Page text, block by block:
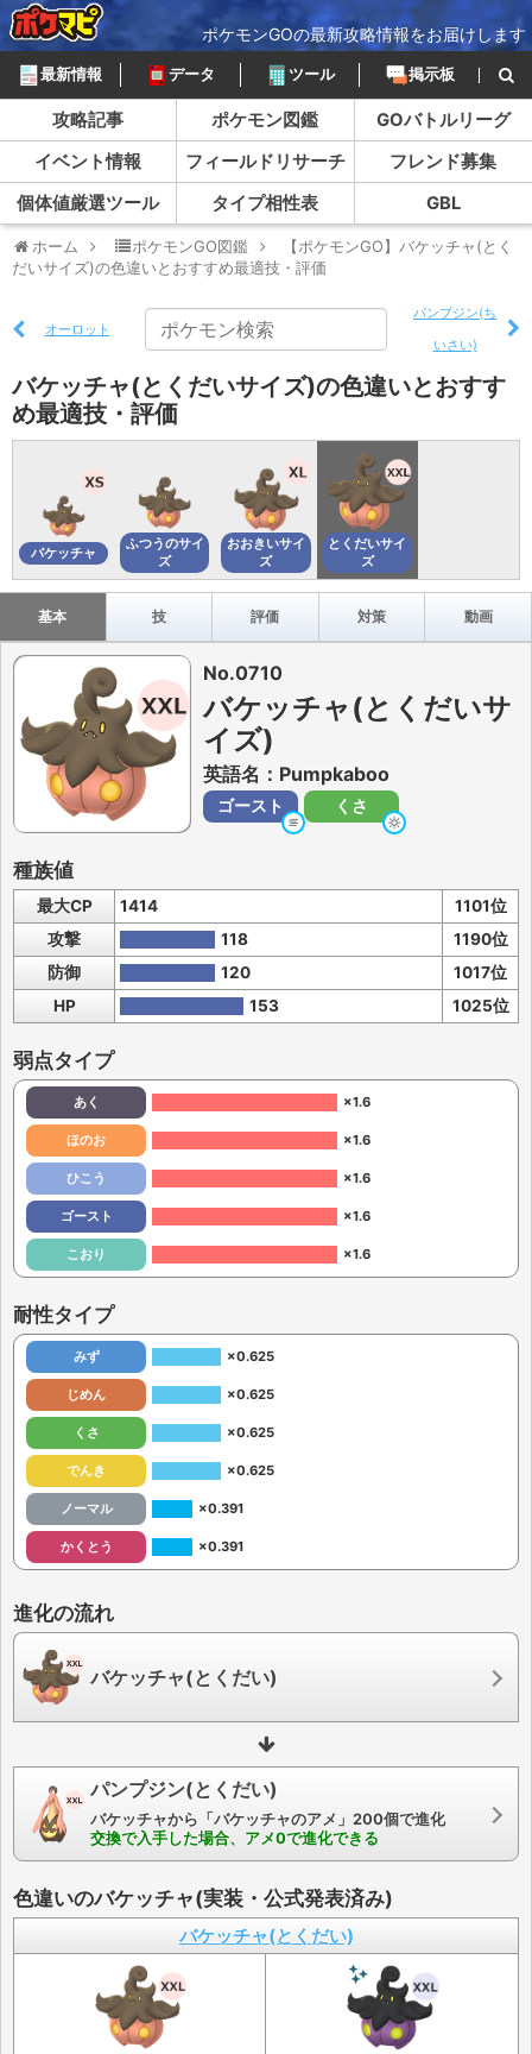
ポケモンGOの最新攻略情報をお届けします
最新情報 データ ツール 掲示板
攻略記事 ポケモン図鑑
GOバトルリーグ
イベント情報
フィールドリサーチ
フレンド募集
個体値厳選ツール
タイプ相性表 GBL
ホーム ポケモンGO図鑑
【ポケモンGO】バケッチャ(とく
だいサイズ)の色違いとおすすめ最適技・評価
オーロット
パンプジン(ち
いさい)
バケッチャ(とくだいサイズ)の色違いとおすす
め最適技・評価
バケッチャ
ふつうのサイ
ズ
おおきいサイ
ズ
とくだいサイ
ズ
基本 技 評価 対策 動画
No.0710
バケッチャ(とくだいサ
イズ)
英語名：Pumpkaboo
ゴースト くさ
種族値
最大CP 1414
1101位
攻撃
118
1190位
防御
120
1017位
HP
153 1025位
弱点タイプ
あく ×1.6
ほのお ×1.6
ひこう ×1.6
ゴースト ×1.6
こおり ×1.6
耐性タイプ
みず ×0.625
じめん ×0.625
くさ ×0.625
でんき ×0.625
ノーマル ×0.391
かくとう ×0.391
進化の流れ
バケッチャ(とくだい)
パンプジン(とくだい)
バケッチャから「バケッチャのアメ」200個で進化
交換で入手した場合、アメ0で進化できる
色違いのバケッチャ(実装・公式発表済み)
バケッチャ(とくだい)